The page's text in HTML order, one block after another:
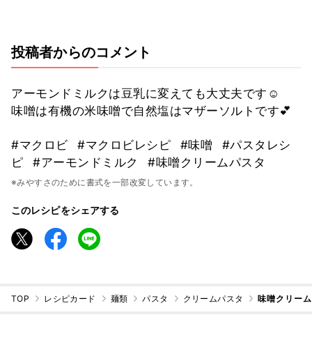
投稿者からのコメント
アーモンドミルクは豆乳に変えても大丈夫です☺️
味噌は有機の米味噌で自然塩はマザーソルトです💕
#マクロビ #マクロビレシピ #味噌
#パスタレシ
ピ
#アーモンドミルク #味噌クリームパスタ
※みやすさのために書式を一部改変しています。
このレシピをシェアする
TOP レシピカード 麺類 パスタ クリームパスタ 味噌クリー